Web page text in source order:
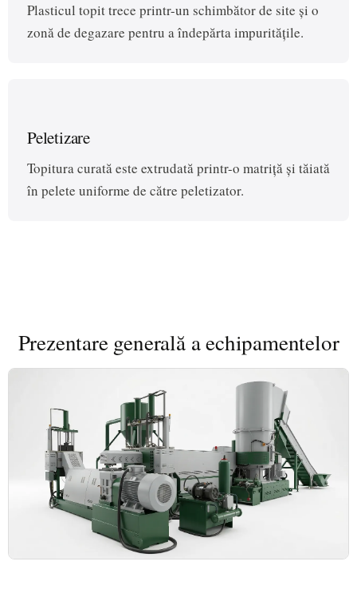
Plasticul topit trece printr-un schimbător de site și o
zonă de degazare pentru a îndepărta impuritățile.
Peletizare
Topitura curată este extrudată printr-o matriță și tăiată
în pelete uniforme de către peletizator.
Prezentare generală a echipamentelor